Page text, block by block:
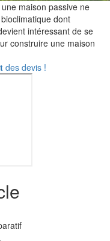
maison passive ne
dont
intéressant de se
construire une maison
des devis !